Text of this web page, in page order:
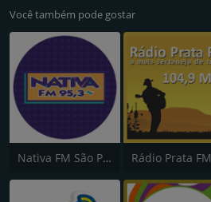
Você também pode gostar
Nativa FM São Paulo Rádio Prata FM